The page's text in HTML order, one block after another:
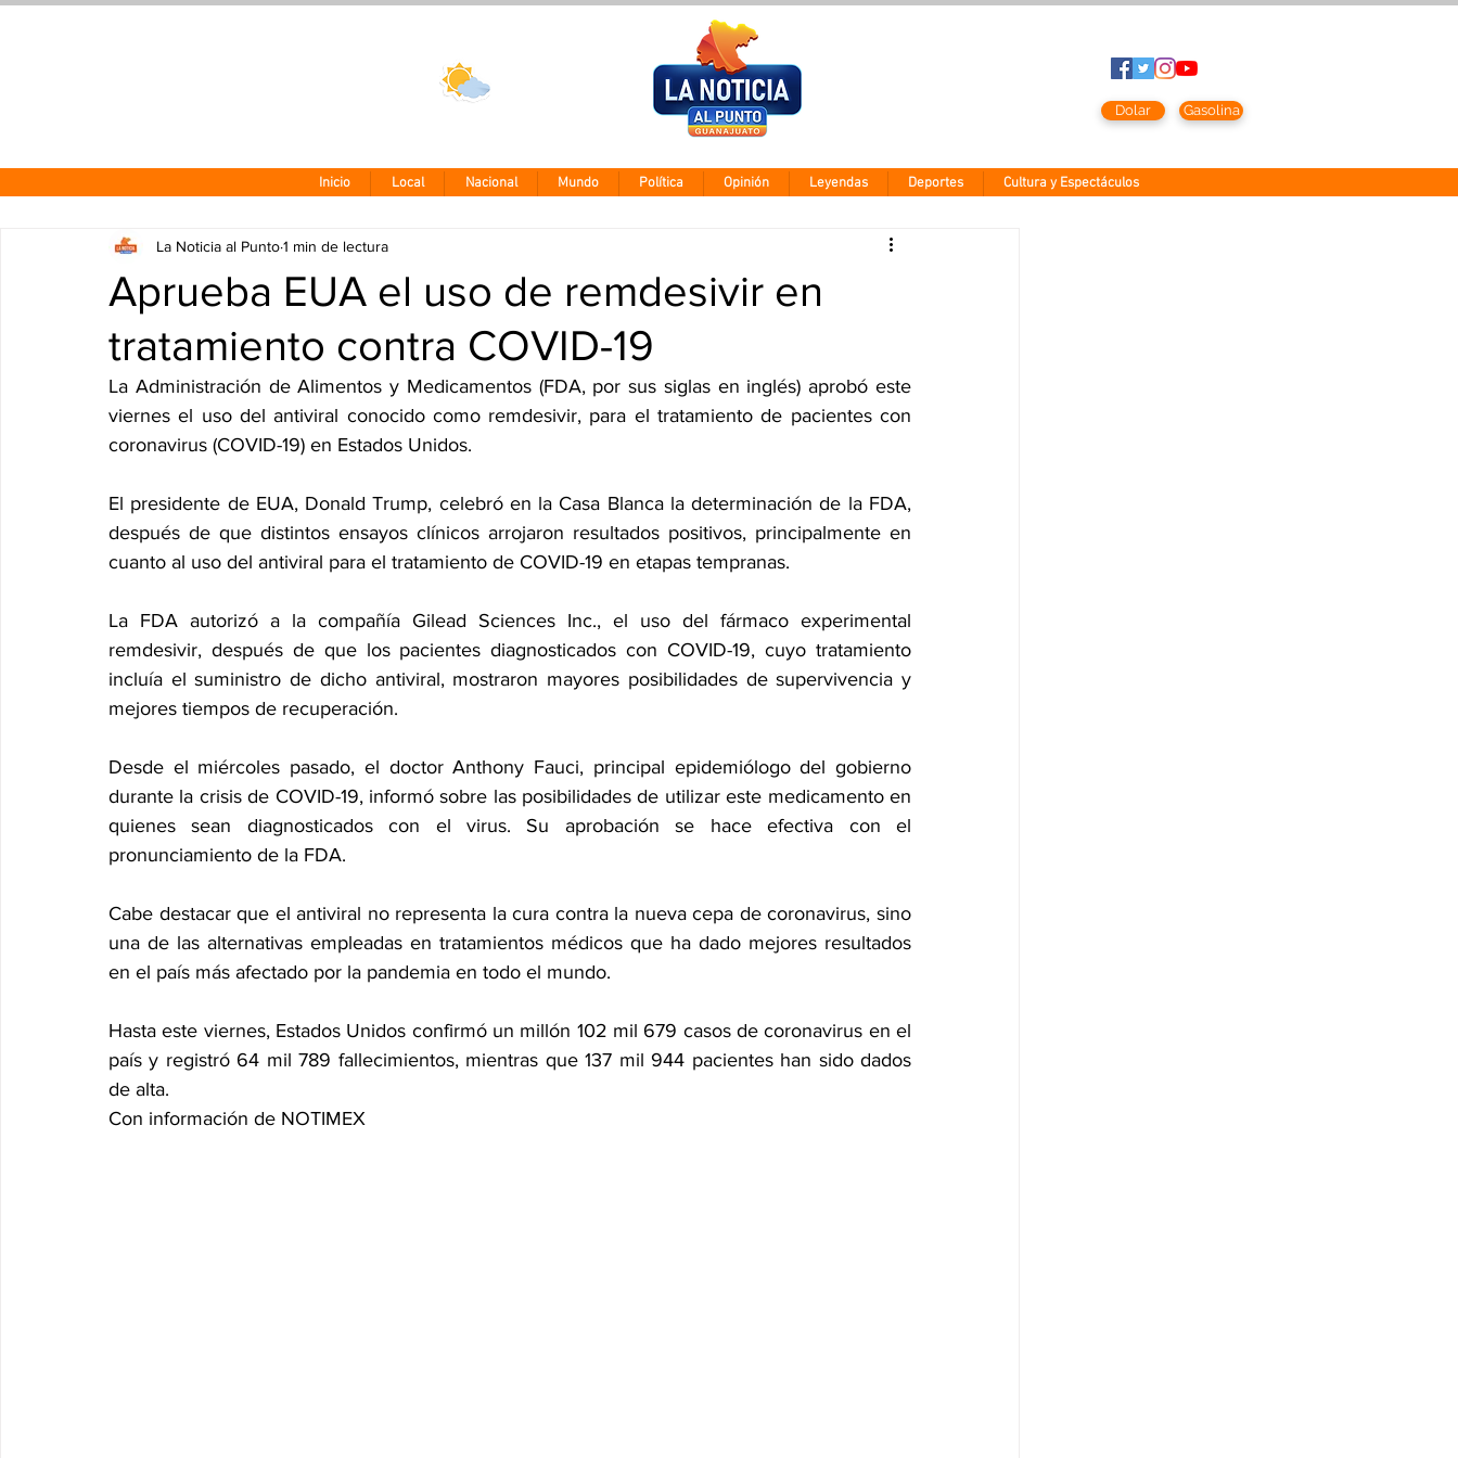
Dolar Gasolina
Inicio Local Nacional Mundo Política Opinión Leyendas Deportes Cultura y Espectáculos
Aprueba EUA el uso de remdesivir en
tratamiento contra COVID-19
La Noticia al Punto1 min de lectura
La Administración de Alimentos y Medicamentos (FDA, por sus siglas en inglés) aprobó este
viernes el uso del antiviral conocido como remdesivir, para el tratamiento de pacientes con
coronavirus (COVID-19) en Estados Unidos.
El presidente de EUA, Donald Trump, celebró en la Casa Blanca la determinación de la FDA,
después de que distintos ensayos clínicos arrojaron resultados positivos, principalmente en
cuanto al uso del antiviral para el tratamiento de COVID-19 en etapas tempranas.
La FDA autorizó a la compañía Gilead Sciences Inc., el uso del fármaco experimental
remdesivir, después de que los pacientes diagnosticados con COVID-19, cuyo tratamiento
incluía el suministro de dicho antiviral, mostraron mayores posibilidades de supervivencia y
mejores tiempos de recuperación.
Desde el miércoles pasado, el doctor Anthony Fauci, principal epidemiólogo del gobierno
durante la crisis de COVID-19, informó sobre las posibilidades de utilizar este medicamento en
quienes sean diagnosticados con el virus. Su aprobación se hace efectiva con el
pronunciamiento de la FDA.
Cabe destacar que el antiviral no representa la cura contra la nueva cepa de coronavirus, sino
una de las alternativas empleadas en tratamientos médicos que ha dado mejores resultados
en el país más afectado por la pandemia en todo el mundo.
Hasta este viernes, Estados Unidos confirmó un millón 102 mil 679 casos de coronavirus en el
país y registró 64 mil 789 fallecimientos, mientras que 137 mil 944 pacientes han sido dados
de alta.
Con información de NOTIMEX